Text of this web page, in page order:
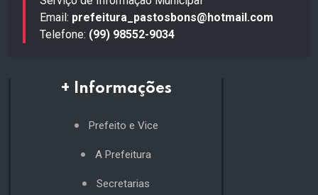
Email: prefeitura_pastosbons@hotmail.com
Telefone: (99) 98552-9034
+ Informações
Prefeito e Vice
A Prefeitura
Secretarias